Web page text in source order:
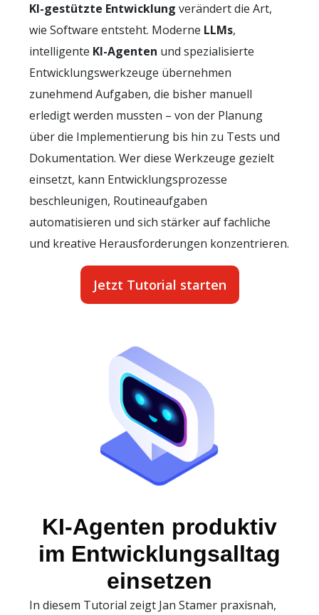
KI-gestützte Entwicklung verändert die Art,
wie Software entsteht. Moderne LLMs,
intelligente KI-Agenten und spezialisierte
Entwicklungswerkzeuge übernehmen
zunehmend Aufgaben, die bisher manuell
erledigt werden mussten – von der Planung
über die Implementierung bis hin zu Tests und
Dokumentation. Wer diese Werkzeuge gezielt
einsetzt, kann Entwicklungsprozesse
beschleunigen, Routineaufgaben
automatisieren und sich stärker auf fachliche
und kreative Herausforderungen konzentrieren.
Jetzt Tutorial starten
KI-Agenten produktiv
im Entwicklungsalltag
einsetzen
In diesem Tutorial zeigt Jan Stamer praxisnah,